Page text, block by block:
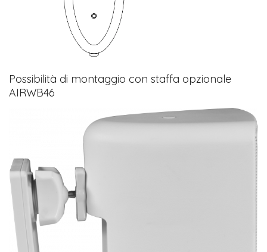
Possibilità di montaggio con staffa opzionale
AIRWB46